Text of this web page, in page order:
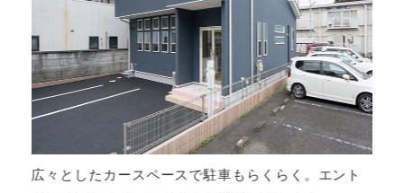
広々としたカースペースで駐車もらくらく。エント